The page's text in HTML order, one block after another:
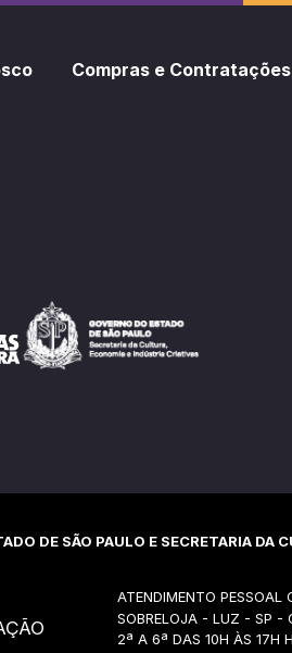
Compras e Contratações
DE SÃO PAULO E SECRETARIA DA
ATENDIMENTO PESSOAL
SOBRELOJA - LUZ - SP -
2ª A 6ª DAS 10H ÀS 17H